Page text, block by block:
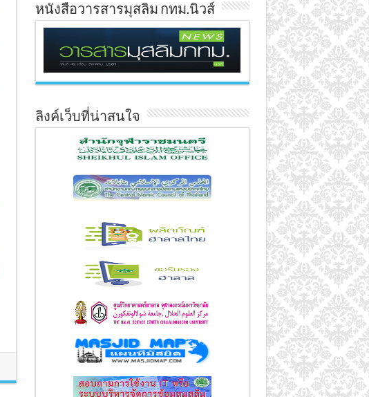
หนังสือวารสารมุสลิม กทม.นิวส์
ลิงค์เว็บที่น่าสนใจ